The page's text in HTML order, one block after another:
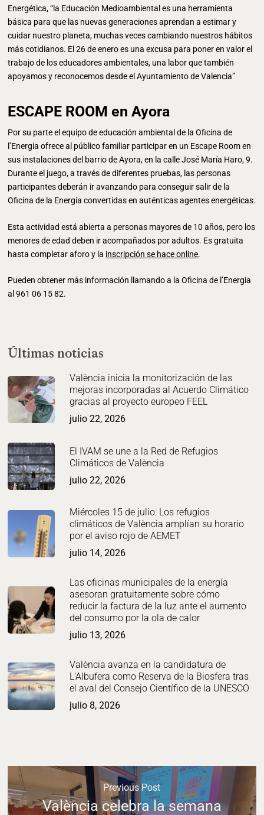
Energética, “la Educación Medioambiental es una herramienta
básica para que las nuevas generaciones aprendan a estimar y
cuidar nuestro planeta, muchas veces cambiando nuestros hábitos
más cotidianos. El 26 de enero es una excusa para poner en valor el
trabajo de los educadores ambientales, una labor que también
apoyamos y reconocemos desde el Ayuntamiento de Valencia”
ESCAPE ROOM en Ayora
Por su parte el equipo de educación ambiental de la Oficina de
l’Energia ofrece al público familiar participar en un Escape Room en
sus instalaciones del barrio de Ayora, en la calle José María Haro, 9.
Durante el juego, a través de diferentes pruebas, las personas
participantes deberán ir avanzando para conseguir salir de la
Oficina de la Energía convertidas en auténticas agentes energéticas.
Esta actividad está abierta a personas mayores de 10 años, pero los
menores de edad deben ir acompañados por adultos. Es gratuita
hasta completar aforo y la inscripción se hace online.
Pueden obtener más información llamando a la Oficina de l’Energia
al 961 06 15 82.
Últimas noticias
València inicia la monitorización de las
mejoras incorporadas al Acuerdo Climático
gracias al proyecto europeo FEEL
julio 22, 2026
El IVAM se une a la Red de Refugios
Climáticos de València
julio 22, 2026
Miércoles 15 de julio: Los refugios
climáticos de València amplían su horario
por el aviso rojo de AEMET
julio 14, 2026
Las oficinas municipales de la energía
asesoran gratuitamente sobre cómo
reducir la factura de la luz ante el aumento
del consumo por la ola de calor
julio 13, 2026
València avanza en la candidatura de
L’Albufera como Reserva de la Biosfera tras
el aval del Consejo Científico de la UNESCO
julio 8, 2026
Previous Post
València celebra la semana